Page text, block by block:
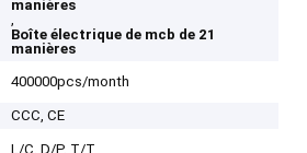
manières
,
Boîte électrique de mcb de 21
manières
400000pcs/month
CCC, CE
L/C, D/P, T/T